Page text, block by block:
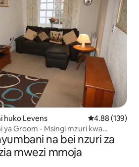
huko Levens Ukadiriaji wa
4.88 (139)
ya Groom - Msingi mzuri kwa
na bei nzuri za
mwezi mmoja